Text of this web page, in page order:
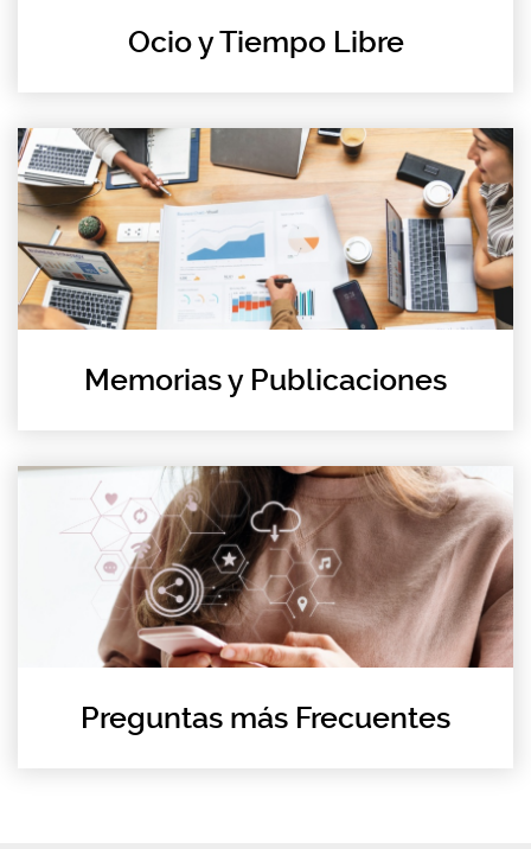
Ocio y Tiempo Libre
Memorias y Publicaciones
Preguntas más Frecuentes